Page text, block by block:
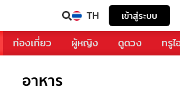
TH เข้าสู่ระบบ
ท่องเที่ยว ผู้หญิง ดูดวง ทรู
อาหาร